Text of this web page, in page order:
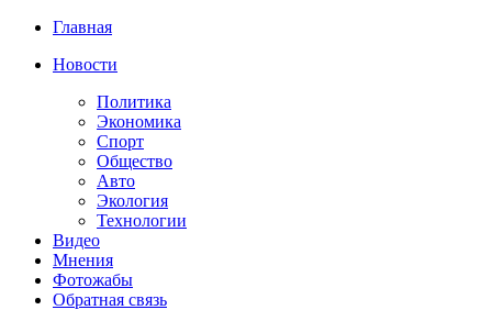
Главная
Новости
Политика
Экономика
Спорт
Общество
Авто
Экология
Технологии
Видео
Мнения
Фотожабы
Обратная связь